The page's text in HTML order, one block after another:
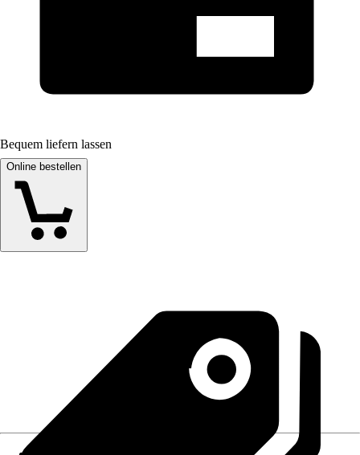
Bequem liefern lassen
Online bestellen